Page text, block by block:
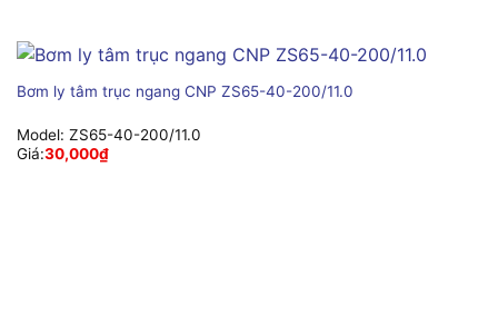
Bơm ly tâm trục ngang CNP ZS65-40-200/11.0
Model: ZS65-40-200/11.0
Giá:30,000₫